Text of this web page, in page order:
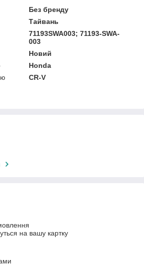
Без бренду
Тайвань
71193SWA003; 71193-SWA-
003
Новий
Honda
CR-V
на вашу картку